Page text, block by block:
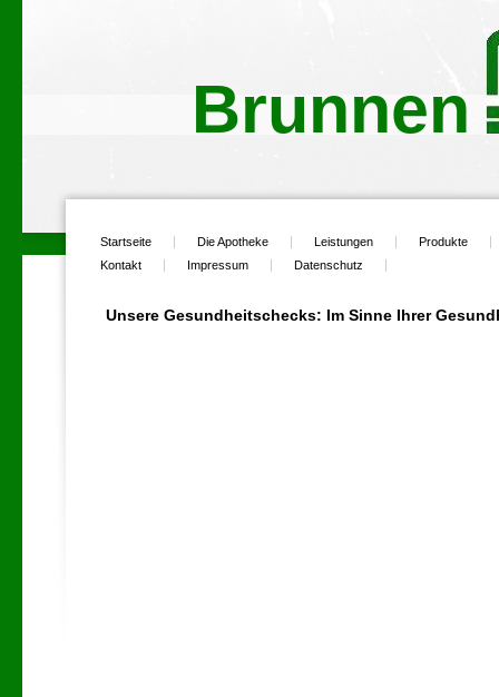
Startseite Die Apotheke Leistungen
Produkte
Kontakt
Impressum Datenschutz
Unsere Gesundheitschecks: Im Sinne Ihrer